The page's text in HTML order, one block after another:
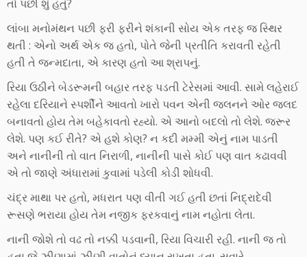
તો પછી શું હતું?
લાંબા મનોમંથન પછી ફરી ફરીને શંકાની સોય એક તરફ જ સ્થિર
થતી : એનો અર્થ એક જ હતો, પોતે જેની પ્રતીતિ કરાવતી રહેતી
હતી તે જન્મદાતા, એ કારણ હતો આ શ્રાપનું.
રિયા ઉઠીને બેડરૂમની બહાર તરફ પડતી ટેરેસમાં આવી. સામે લહેરાઈ
રહેલા દરિયાને સ્પર્શીને આવતો ખારો પવન એની જલનને ઓર જલદ
બનાવતો હોય તેમ બહેકાવતો રહ્યો. એ આનો બદલો તો લેશે. જરૂર
લેશે. પણ કઈ રીતે? એ હશે કોણ? ન કદી મમ્મી એનું નામ પાડતી
અને નાનીની તો વાત નિરાળી, નાનીની પાસે કોઈ પણ વાત કઢાવવી
એ તો જાણે અંધારામાં કુવામાં પડેલી કોડી શોધવી.
ચંદ્ર માથા પર હતો, મધરાત પણ વીતી ગઈ હતી છતાં નિદ્રાદેવી
રૂસણે ભરાયા હોય તેમ નજીક ફરકવાનું નામ નહોતા લેતા.
નાની જોશે તો વઢ તો નક્કી પડવાની, રિયા વિચારી રહી. નાની જ તો